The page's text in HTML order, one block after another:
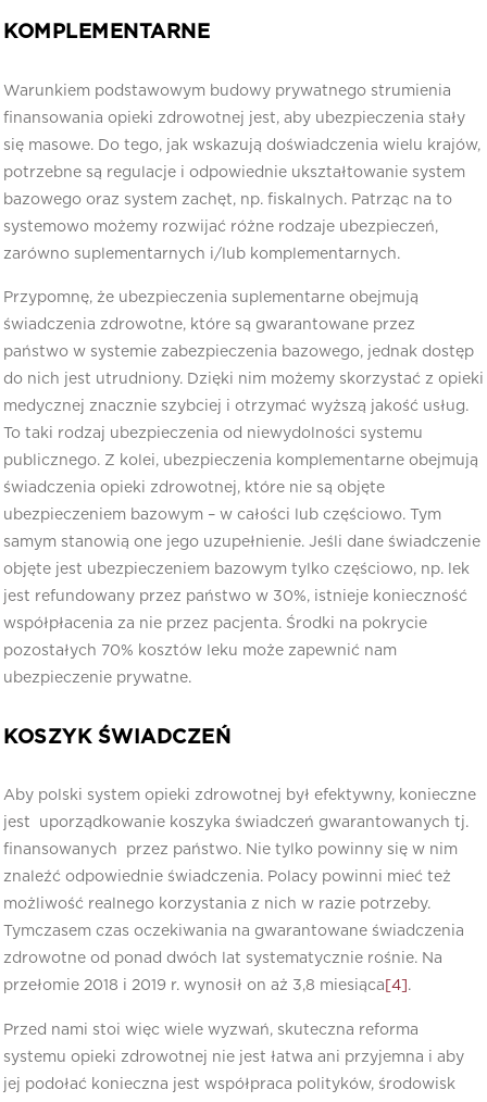
KOMPLEMENTARNE
Warunkiem podstawowym budowy prywatnego strumienia
finansowania opieki zdrowotnej jest, aby ubezpieczenia stały
się masowe. Do tego, jak wskazują doświadczenia wielu krajów,
potrzebne są regulacje i odpowiednie ukształtowanie system
bazowego oraz system zachęt, np. fiskalnych. Patrząc na to
systemowo możemy rozwijać różne rodzaje ubezpieczeń,
zarówno suplementarnych i/lub komplementarnych.
Przypomnę, że ubezpieczenia suplementarne obejmują
świadczenia zdrowotne, które są gwarantowane przez
państwo w systemie zabezpieczenia bazowego, jednak dostęp
do nich jest utrudniony. Dzięki nim możemy skorzystać z opieki
medycznej znacznie szybciej i otrzymać wyższą jakość usług.
To taki rodzaj ubezpieczenia od niewydolności systemu
publicznego. Z kolei, ubezpieczenia komplementarne obejmują
świadczenia opieki zdrowotnej, które nie są objęte
ubezpieczeniem bazowym – w całości lub częściowo. Tym
samym stanowią one jego uzupełnienie. Jeśli dane świadczenie
objęte jest ubezpieczeniem bazowym tylko częściowo, np. lek
jest refundowany przez państwo w 30%, istnieje konieczność
współpłacenia za nie przez pacjenta. Środki na pokrycie
pozostałych 70% kosztów leku może zapewnić nam
ubezpieczenie prywatne.
KOSZYK ŚWIADCZEŃ
Aby polski system opieki zdrowotnej był efektywny, konieczne
jest uporządkowanie koszyka świadczeń gwarantowanych tj.
finansowanych przez państwo. Nie tylko powinny się w nim
znaleźć odpowiednie świadczenia. Polacy powinni mieć też
możliwość realnego korzystania z nich w razie potrzeby.
Tymczasem czas oczekiwania na gwarantowane świadczenia
zdrowotne od ponad dwóch lat systematycznie rośnie. Na
przełomie 2018 i 2019 r. wynosił on aż 3,8 miesiąca [4] .
Przed nami stoi więc wiele wyzwań, skuteczna reforma
systemu opieki zdrowotnej nie jest łatwa ani przyjemna i aby
jej podołać konieczna jest współpraca polityków, środowisk